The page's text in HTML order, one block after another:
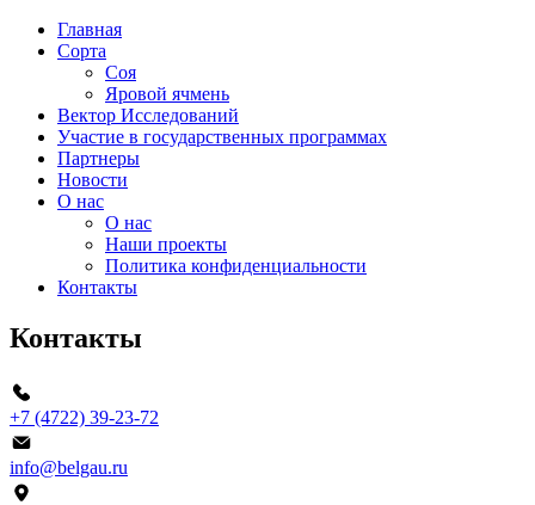
Главная
Сорта
Соя
Яровой ячмень
Вектор Исследований
Участие в государственных программах
Партнеры
Новости
О нас
О нас
Наши проекты
Политика конфиденциальности
Контакты
Контакты
+7 (4722) 39-23-72
info@belgau.ru